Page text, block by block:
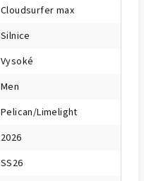
Cloudsurfer max
Silnice
Vysoké
Men
Pelican/Limelight
2026
SS26